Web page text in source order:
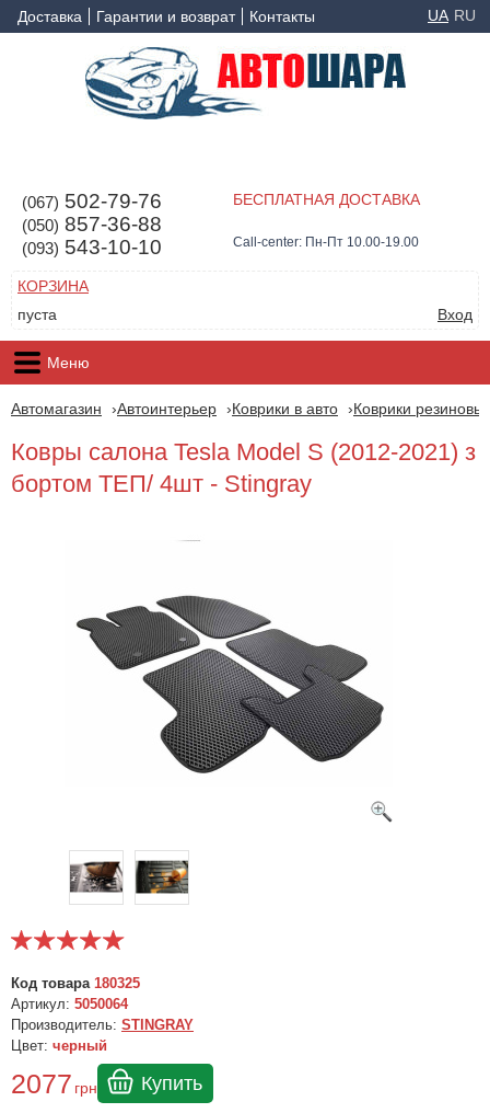
Доставка Гарантии и возврат Контакты UA RU
(067) 502-79-76
(050) 857-36-88
(093) 543-10-10
БЕСПЛАТНАЯ ДОСТАВКА
Call-center: Пн-Пт 10.00-19.00
КОРЗИНА
пуста
Вход
Меню
Автомагазин Автоинтерьер Коврики в авто Коврики
Ковры салона Tesla Model S (2012-2021) з
бортом ТЕП/ 4шт - Stingray
Код товара 180325
Артикул: 5050064
Производитель: STINGRAY
Цвет: черный
2077 грн Купить